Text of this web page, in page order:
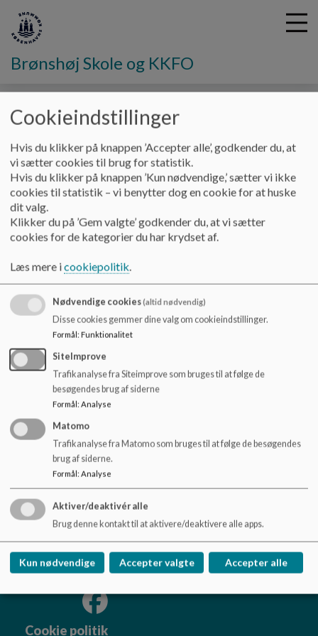
Brønshøj Skole og KKFO
Vores vision
Vi skaber en skole, hvor eleverne lærer med lyst og glæde og
bliver udfordret tilstrækkeligt hver dag.
tager form.
andre, oplever succes og føler, at fællesskabet har brug for
dem.
Vi skaber en skole, der favner alle børns forskelle og møder
dem, hvor de er.
Vi skaber en skole, hvor eleverne forlader skolen med et smil
og en snert af vemod.
Brønshøj Skole
Klintholmvej 5, 2700 Brønshøj
Brh@kk.dk
+45 33 66 48 68
EAN NR.
5798009378927
Tilgængelighedserklæring
Sitemap
Cookie politik
Cookieindstillinger
Hvis du klikker på knappen ’Accepter alle’, godkender du, at
vi sætter cookies til brug for statistik.
Hvis du klikker på knappen ’Kun nødvendige,’ sætter vi ikke
cookies til statistik – vi benytter dog en cookie for at huske
dit valg.
Klikker du på ’Gem valgte’ godkender du, at vi sætter
cookies for de kategorier du har krydset af.
Læs mere icookiepolitik.
Nødvendige cookies(altid nødvendig)
Disse cookies gemmer dine valg om cookieindstillinger.
Formål: Funktionalitet
SiteImprove
Trafikanalyse fra Siteimprove som bruges til at følge de
besøgendes brug af siderne
Formål: Analyse
Matomo
Trafikanalyse fra Matomo som bruges til at følge de besøgendes
brug af siderne.
Formål: Analyse
Aktiver/deaktivér alle
Brug denne kontakt til at aktivere/deaktivere alle apps.
Kun nødvendige Accepter valgte Accepter alle